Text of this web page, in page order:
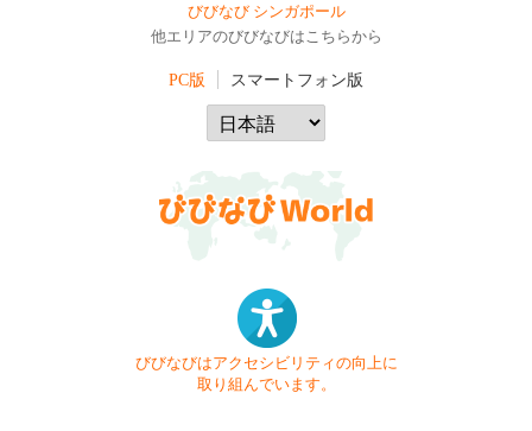
びびなび シンガポール
他エリアのびびなびはこちらから
PC版 スマートフォン版
びびなびはアクセシビリティの向上に
取り組んでいます。